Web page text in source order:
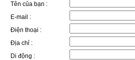
Tên của bạn :
E-mail :
Điện thoại :
Địa chỉ :
Di động :